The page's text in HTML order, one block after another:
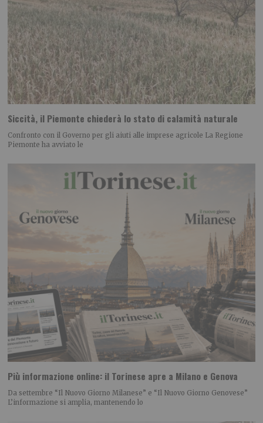
Siccità, il Piemonte chiederà lo stato di calamità naturale
Confronto con il Governo per gli aiuti alle imprese agricole La Regione
Piemonte ha avviato le
Più informazione online: il Torinese apre a Milano e Genova
Da settembre “Il Nuovo Giorno Milanese” e “Il Nuovo Giorno Genovese”
L’informazione si amplia, mantenendo lo